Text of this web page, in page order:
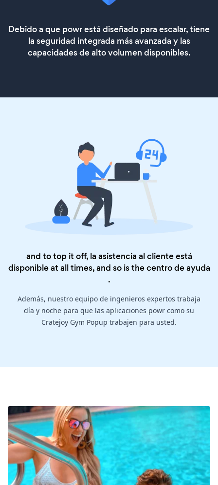
Debido a que powr está diseñado para escalar, tiene
la seguridad integrada más avanzada y las
capacidades de alto volumen disponibles.
and to top it off, la asistencia al cliente está
disponible at all times, and so is thecentro de ayuda
.
Además, nuestro equipo de ingenieros expertos trabaja
día y noche para que las aplicaciones powr como su
Cratejoy Gym Popup trabajen para usted.